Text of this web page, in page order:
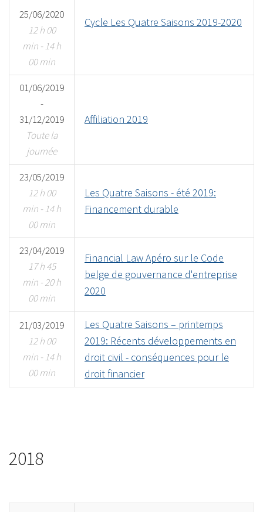
25/06/2020
12 h 00
min - 14 h
00 min
Cycle Les Quatre Saisons 2019-2020
01/06/2019
-
31/12/2019
Toute la
journée
Affiliation 2019
23/05/2019
12 h 00
min - 14 h
00 min
Les Quatre Saisons - été 2019:
Financement durable
23/04/2019
17 h 45
min - 20 h
00 min
Financial Law Apéro sur le Code
belge de gouvernance d'entreprise
2020
21/03/2019
12 h 00
min - 14 h
00 min
Les Quatre Saisons – printemps
2019: Récents développements en
droit civil - conséquences pour le
droit financier
2018